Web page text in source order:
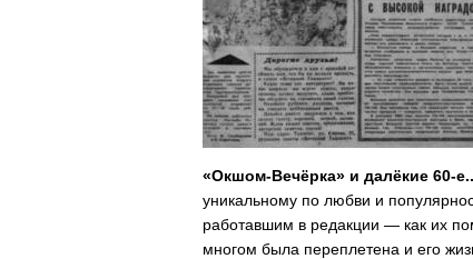
«Окшом-Вечёрка» и далёкие 60-
уникальному по любви и
работавшим в редакции — как их
многом была переплетена и его